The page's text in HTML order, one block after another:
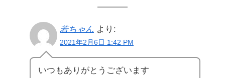
若ちゃん より:
2021年2月6日 1:42 PM
いつもありがとうございます